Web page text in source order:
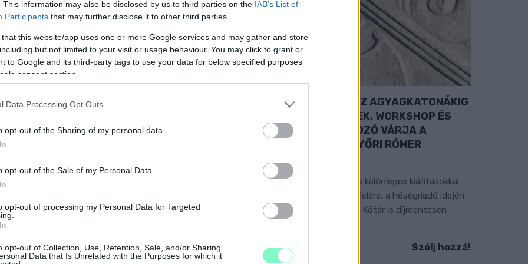
This information may also be disclosed by us to third parties on the IAB’s List of
Participants that may further disclose it to other third parties.
that this website/app uses one or more Google services and may gather and store
but not limited to your visit or usage behaviour. You may click to grant or
to Google and its third-party tags to use your data for below specified purposes
consent section.
Data Processing Opt Outs
opt-out of the Sharing of my personal data.
opt-out of the Sale of my Personal Data.
opt-out of processing my Personal Data for Targeted
opt-out of Collection, Use, Retention, Sale, and/or Sharing
Data that Is Unrelated with the Purposes for which it
Lázár szinte semmit nem adna, de a havi
egymilliót kapnának” – írta.
kampány egyik kulcstémájává vált. Míg a
mozgósítani, a Tisza azt hangsúlyozza,
nem pedig a leggazdagabbakat. A
legfontosabb gazdaságpolitikai vitapont
a tőlük független szerkesztőségek
még a hatalmat ellenőrző hang, akkor
Nemzeti Újságírók Demokratikus
A RÓMAIAKTÓL AZ AGYAGKATONÁKIG
– TÁRLATVEZETÉSEK, WORKSHOP ÉS
KÖZÖNSÉGTALÁLKOZÓ VÁRJA A
LÁTOGATÓKAT A GYŐRI RÓMER
Ingyenes programokkal és különleges kiállításokkal
készülnek a hét második felére, a hőségriadó idején
ráadásul a Várkazamata – Kőtár is díjmentesen
Szólj hozzá!